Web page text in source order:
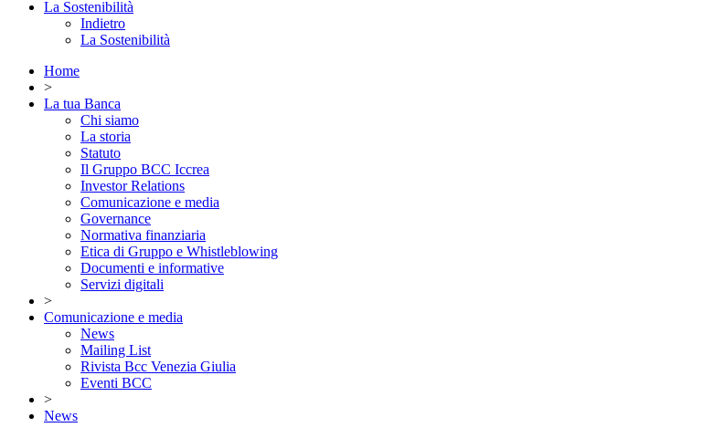
La Sostenibilità
Indietro
La Sostenibilità
Home
>
La tua Banca
Chi siamo
La storia
Statuto
Il Gruppo BCC Iccrea
Investor Relations
Comunicazione e media
Governance
Normativa finanziaria
Etica di Gruppo e Whistleblowing
Documenti e informative
Servizi digitali
>
Comunicazione e media
News
Mailing List
Rivista Bcc Venezia Giulia
Eventi BCC
>
News